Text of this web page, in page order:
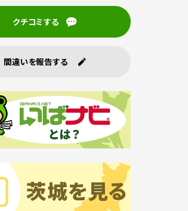
クチコミする
間違いを報告する